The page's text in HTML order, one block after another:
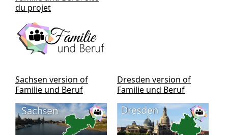
du projet
Sachsen version of
Familie und Beruf
Dresden version of
Familie und Beruf